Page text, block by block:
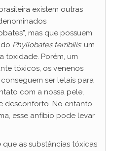
existem outras
mas que possuem
Phyllobates terribilis: um
toxidade. Porém, um
tóxicos, os venenos
ser letais para
com a nossa pele,
desconforto. No entanto,
esse anfíbio pode levar
as substâncias tóxicas